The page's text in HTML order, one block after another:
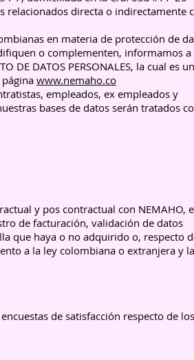
relacionados directa o indirectamente
en materia de protección de
o complementen, informamos a
DE DATOS PERSONALES, la cual es un
www.nemaho.co
empleados, ex empleados y
bases de datos serán tratados
y pos contractual con NEMAHO,
de facturación, validación de datos
que haya o no adquirido o, respecto
a la ley colombiana o extranjera y
de satisfacción respecto de los